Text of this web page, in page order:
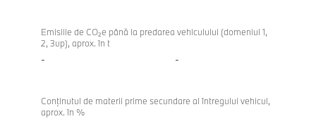
vehiculului
116
Emisiile de CO₂e până la predarea vehiculului (domeniul 1,
2, 3up), aprox. în t
- -
Conținutul de materii prime secundare al întregului vehicul,
aprox. în %